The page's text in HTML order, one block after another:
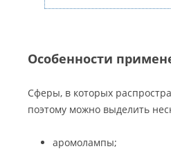
Особенности
Сферы, в которых
поэтому можно выделить
аромолампы;